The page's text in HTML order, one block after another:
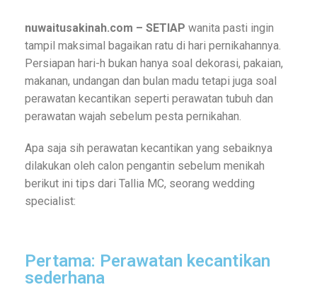
nuwaitusakinah.com – SETIAP wanita pasti ingin
tampil maksimal bagaikan ratu di hari pernikahannya.
Persiapan hari-h bukan hanya soal dekorasi, pakaian,
makanan, undangan dan bulan madu tetapi juga soal
perawatan kecantikan seperti perawatan tubuh dan
perawatan wajah sebelum pesta pernikahan.
Apa saja sih perawatan kecantikan yang sebaiknya
dilakukan oleh calon pengantin sebelum menikah
berikut ini tips dari Tallia MC, seorang wedding
specialist:
Pertama: Perawatan kecantikan
sederhana